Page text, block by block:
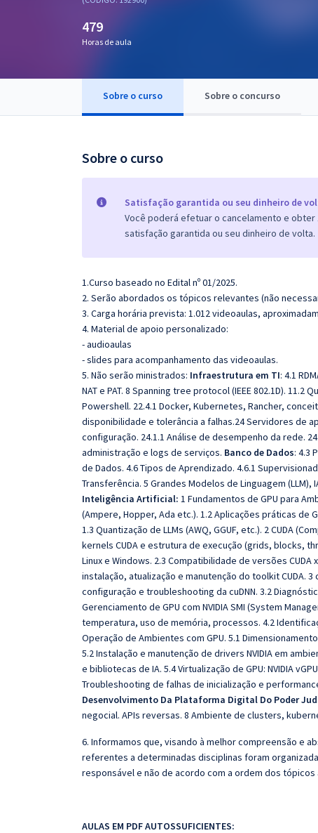
OAB
479
Horas de aula
Sobre o curso Sobre o concurso
Sobre o curso
Satisfação garantida ou seu dinheiro de
Você poderá efetuar o cancelamento e obter
satisfação garantida ou seu dinheiro de volta.
1.Curso baseado no Edital nº 01/2025.
2. Serão abordados os tópicos relevantes (não
3. Carga horária prevista: 1.012 videoaulas,
4. Material de apoio personalizado:
- audioaulas
- slides para acompanhamento das videoaulas.
5. Não serão ministrados: Infraestrutura em TI: 4.1
NAT e PAT. 8 Spanning tree protocol (IEEE 802.1D). 11.2
Powershell. 22.4.1 Docker, Kubernetes, Rancher,
disponibilidade e tolerância a falhas.24 Servidores de
configuração. 24.1.1 Análise de desempenho da rede.
administração e logs de serviços. Banco de Dados: 4.3
de Dados. 4.6 Tipos de Aprendizado. 4.6.1
Transferência. 5 Grandes Modelos de Linguagem (LLM),
Inteligência Artificial: 1 Fundamentos de GPU para
(Ampere, Hopper, Ada etc.). 1.2 Aplicações práticas de
1.3 Quantização de LLMs (AWQ, GGUF, etc.). 2 CUDA
kernels CUDA e estrutura de execução (grids, blocks,
Linux e Windows. 2.3 Compatibilidade de versões
instalação, atualização e manutenção do toolkit CUDA. 3
configuração e troubleshooting da cuDNN. 3.2
Gerenciamento de GPU com NVIDIA SMI (System
temperatura, uso de memória, processos. 4.2
Operação de Ambientes com GPU. 5.1
5.2 Instalação e manutenção de drivers NVIDIA em
e bibliotecas de IA. 5.4 Virtualização de GPU: NVIDIA
Troubleshooting de falhas de inicialização e
Desenvolvimento Da Plataforma Digital Do Poder
negocial. APIs reversas. 8 Ambiente de clusters,
6. Informamos que, visando à melhor compreensão e
referentes a determinadas disciplinas foram
responsável e não de acordo com a ordem dos
AULAS EM PDF AUTOSSUFICIENTES: